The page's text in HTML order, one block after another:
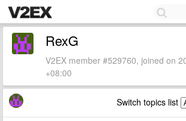
RexG
V2EX member #529760, joined on
+08:00
Switch topics list